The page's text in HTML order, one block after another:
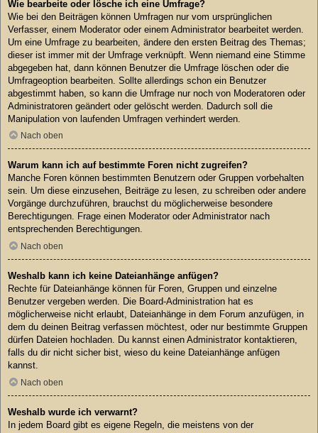
Wie bearbeite oder lösche ich eine Umfrage?
Wie bei den Beiträgen können Umfragen nur vom ursprünglichen
Verfasser, einem Moderator oder einem Administrator bearbeitet werden.
Um eine Umfrage zu bearbeiten, ändere den ersten Beitrag des Themas;
dieser ist immer mit der Umfrage verknüpft. Wenn niemand eine Stimme
abgegeben hat, dann können Benutzer die Umfrage löschen oder die
Umfrageoption bearbeiten. Sollte allerdings schon ein Benutzer
abgestimmt haben, so kann die Umfrage nur noch von Moderatoren oder
Administratoren geändert oder gelöscht werden. Dadurch soll die
Manipulation von laufenden Umfragen verhindert werden.
Nach oben
Warum kann ich auf bestimmte Foren nicht zugreifen?
Manche Foren können bestimmten Benutzern oder Gruppen vorbehalten
sein. Um diese einzusehen, Beiträge zu lesen, zu schreiben oder andere
Vorgänge durchzuführen, brauchst du möglicherweise besondere
Berechtigungen. Frage einen Moderator oder Administrator nach
entsprechenden Berechtigungen.
Nach oben
Weshalb kann ich keine Dateianhänge anfügen?
Rechte für Dateianhänge können für Foren, Gruppen und einzelne
Benutzer vergeben werden. Die Board-Administration hat es
möglicherweise nicht erlaubt, Dateianhänge in dem Forum anzufügen, in
dem du deinen Beitrag verfassen möchtest, oder nur bestimmte Gruppen
dürfen Dateien hochladen. Du kannst einen Administrator kontaktieren,
falls du dir nicht sicher bist, wieso du keine Dateianhänge anfügen
kannst.
Nach oben
Weshalb wurde ich verwarnt?
In jedem Board gibt es eigene Regeln, die meistens von der